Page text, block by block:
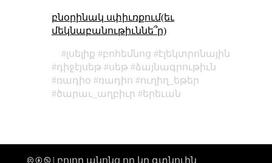
բնօրինակ սփիւռքում(եւ
մեկնաբանութիւննե՞ր)
լսելիք բոհեմնոց
էլեկտրոնային
դիջէյսեթ
սեթ
ձայնագրութիւն
ռադիօ
ռադիո
ուղիղ_եթեր
ծարաւ_աղբիւր
երեւան
🅭 🅯 🄏 | բոլոր անոնց որ կը գտնուին